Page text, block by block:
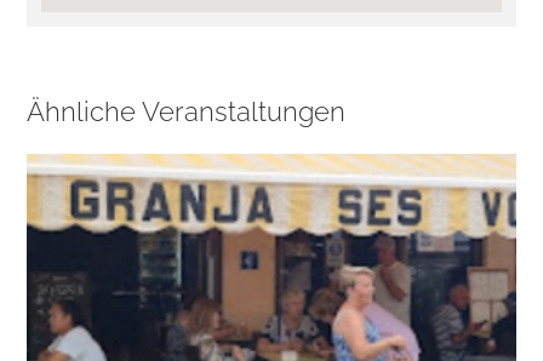
Ähnliche Veranstaltungen